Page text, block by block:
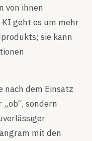
von ihnen
geht es um mehr
sie kann
nach dem Einsatz
sondern
mit den